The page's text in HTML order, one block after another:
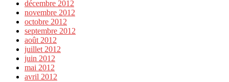
décembre 2012
novembre 2012
octobre 2012
septembre 2012
août 2012
juillet 2012
juin 2012
mai 2012
avril 2012